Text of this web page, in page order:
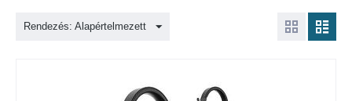
Rendezés: Alapértelmezett